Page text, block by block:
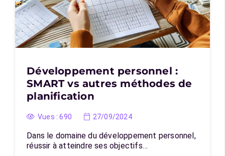
Développement personnel :
SMART vs autres méthodes de
planification
Vues :690 27/09/2024
Dans le domaine du développement personnel,
réussir à atteindre ses objectifs…